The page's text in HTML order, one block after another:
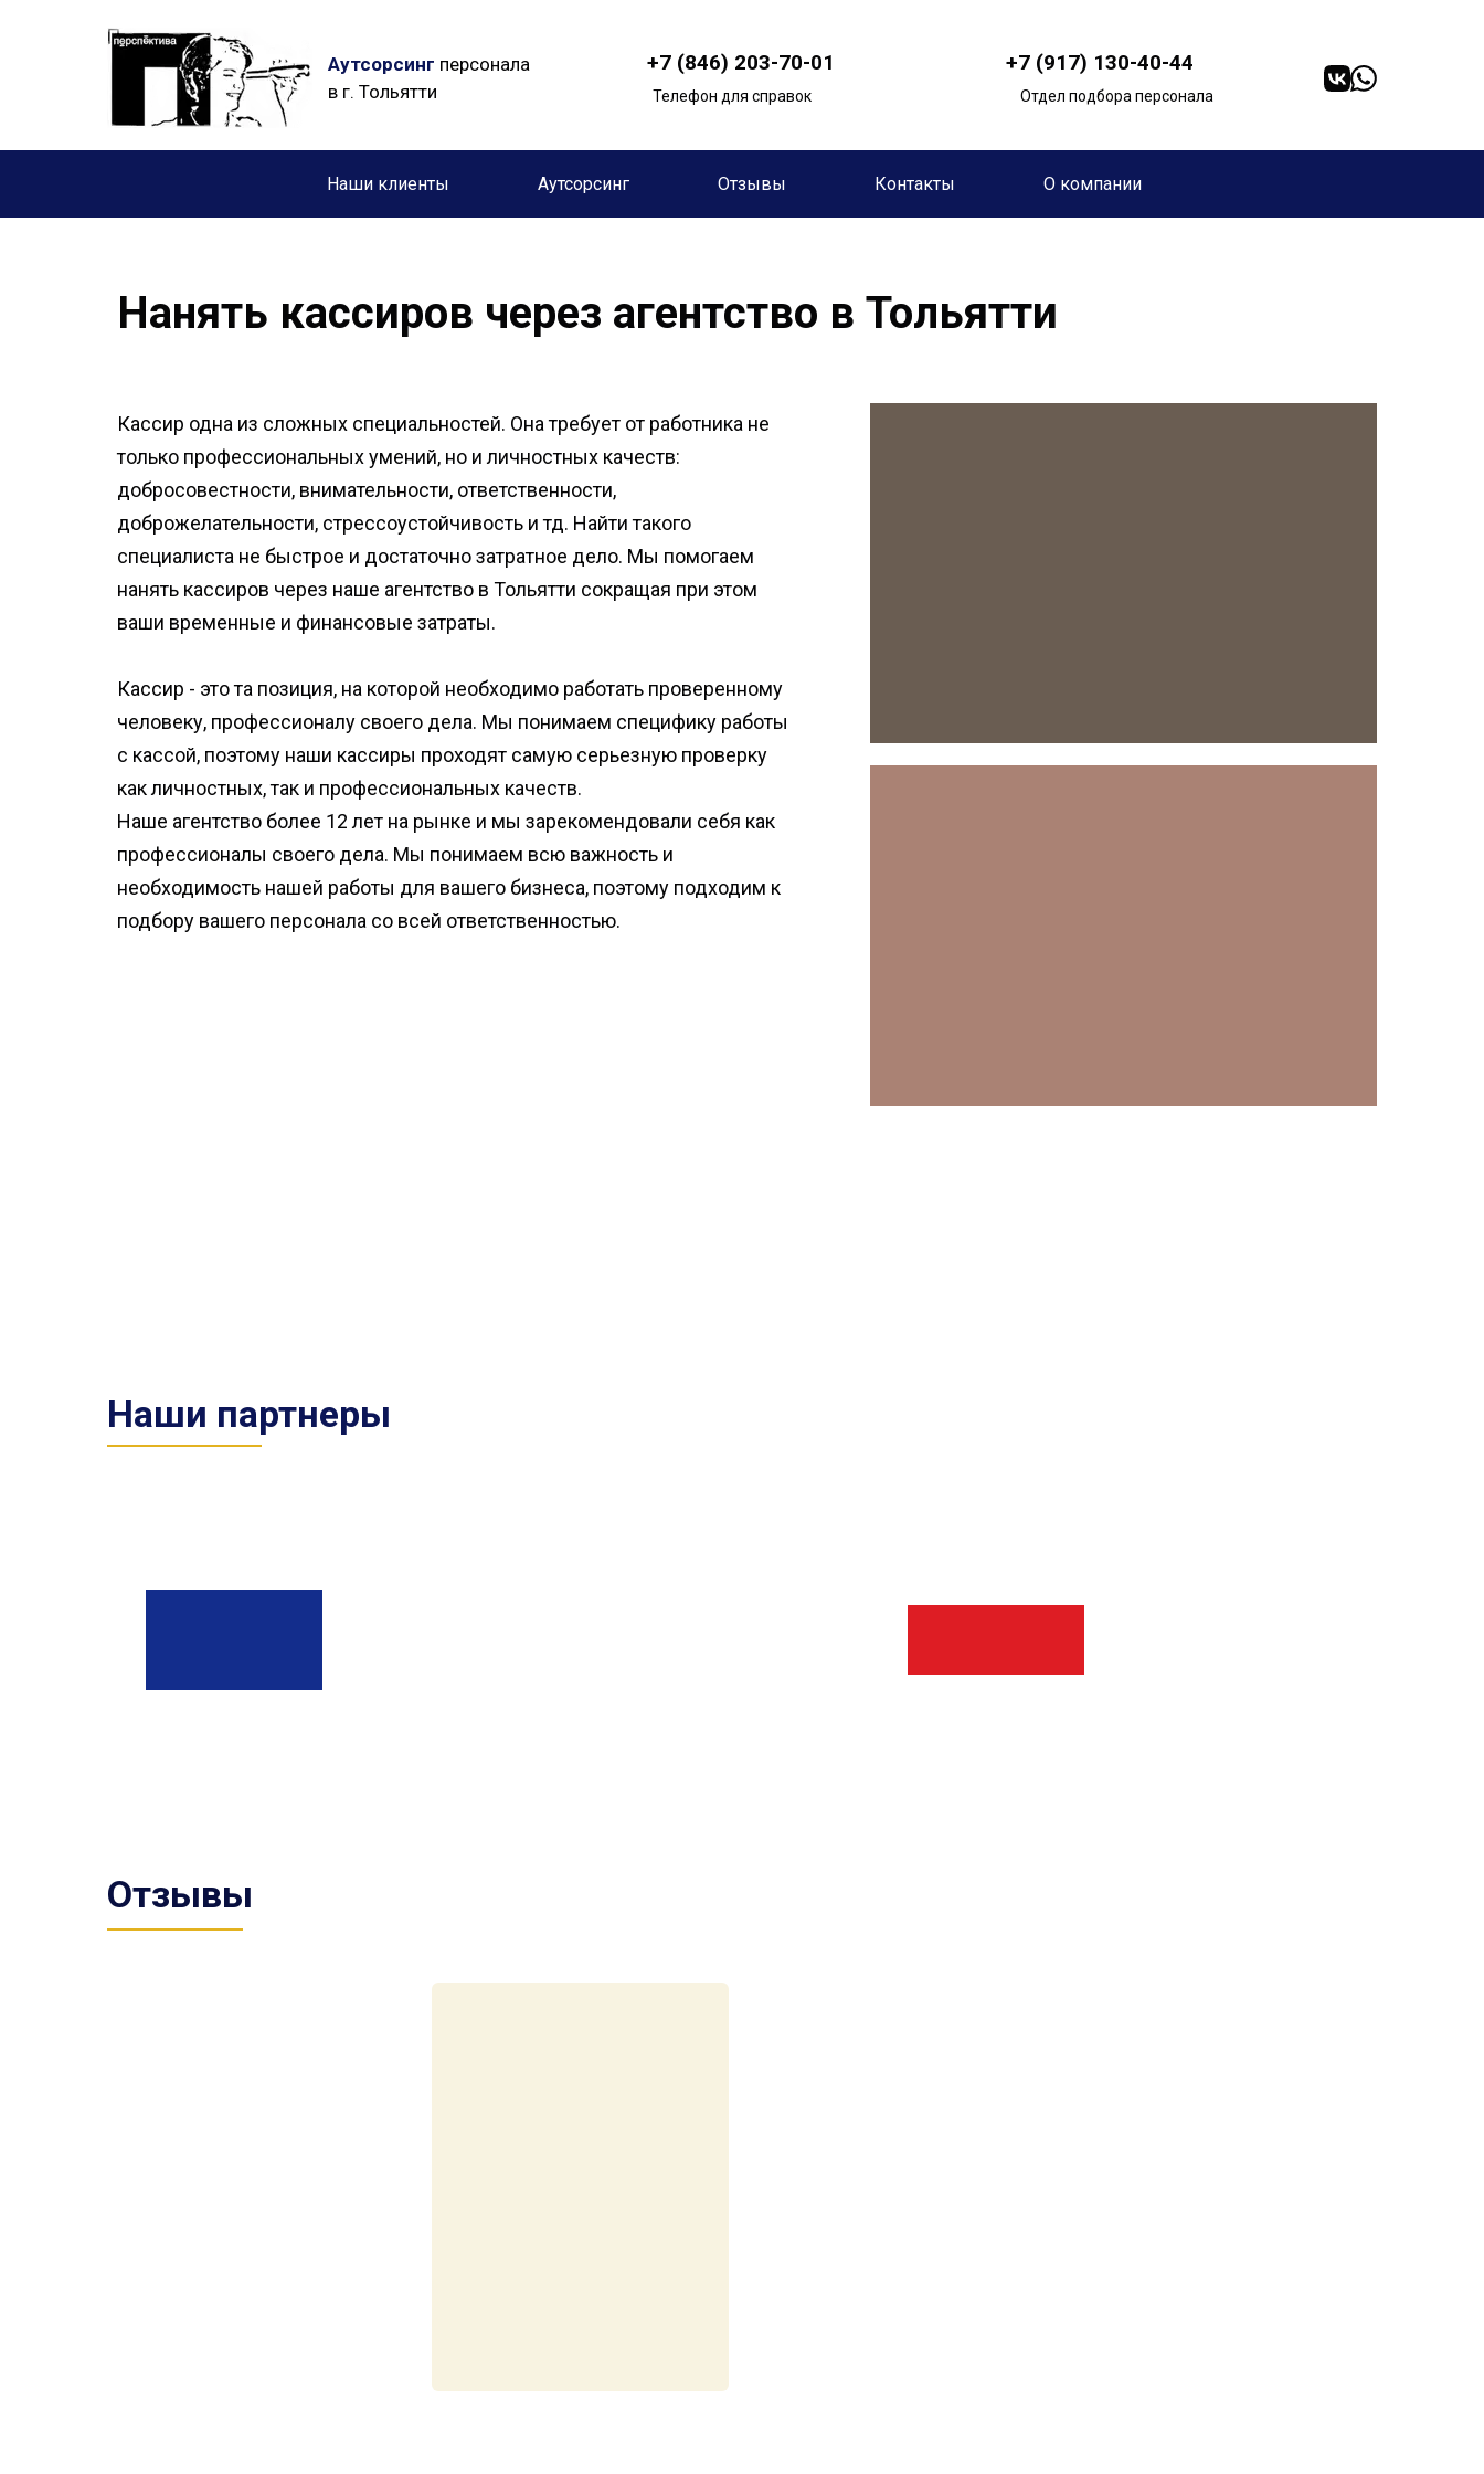
Аутсорсинг персонала
в г. Тольятти
+7 (846) 203-70-01 +7 (917) 130-40-44
Телефон для справок Отдел подбора персонала
Наши клиенты Аутсорсинг Отзывы Контакты О компании
Кассир одна из сложных специальностей. Она требует от работника не
только профессиональных умений, но и личностных качеств:
добросовестности, внимательности, ответственности,
доброжелательности, стрессоустойчивость и тд. Найти такого
специалиста не быстрое и достаточно затратное дело. Мы помогаем
нанять кассиров через наше агентство в Тольятти сокращая при этом
ваши временные и финансовые затраты.
Кассир - это та позиция, на которой необходимо работать проверенному
человеку, профессионалу своего дела. Мы понимаем специфику работы
с кассой, поэтому наши кассиры проходят самую серьезную проверку
как личностных, так и профессиональных качеств.
Наше агентство более 12 лет на рынке и мы зарекомендовали себя как
профессионалы своего дела. Мы понимаем всю важность и
необходимость нашей работы для вашего бизнеса, поэтому подходим к
подбору вашего персонала со всей ответственностью.
Нанять кассиров через агентство в Тольятти
Наши партнеры
Отзывы